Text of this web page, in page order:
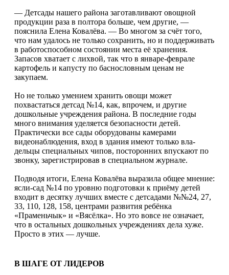
— Детсады нашего района заготавливают овощной
продукции раза в полтора больше, чем другие, —
пояснила Елена Ковалёва. — Во многом за счёт того,
что нам удалось не только сохранить, но и поддерживать
в работоспособном состоянии места её хранения.
Запасов хватает с лихвой, так что в январе-феврале
картофель и капусту по баснословным ценам не
закупаем.
Но не только умением хранить овощи может
похвастаться детсад №14, как, впрочем, и другие
дошкольные учреждения района. В последние годы
много внимания уделяется безопасности детей.
Практически все сады оборудованы камерами
видеонаблюдения, вход в здания имеют только вла­
дельцы специальных чипов, посторонних впускают по
звонку, зарегистрировав в специальном журнале.
Подводя итоги, Елена Ковалёва выразила общее мнение:
ясли-сад №14 по уровню подготовки к приёму детей
входит в десятку лучших вместе с детсадами №№24, 27,
33, 110, 128, 158, центрами развития ребёнка
«Праменьчык» и «Вясёлка». Но это вовсе не означает,
что в остальных дошкольных учреждениях дела хуже.
Просто в этих — лучше.
В ШАГЕ ОТ ЛИДЕРОВ